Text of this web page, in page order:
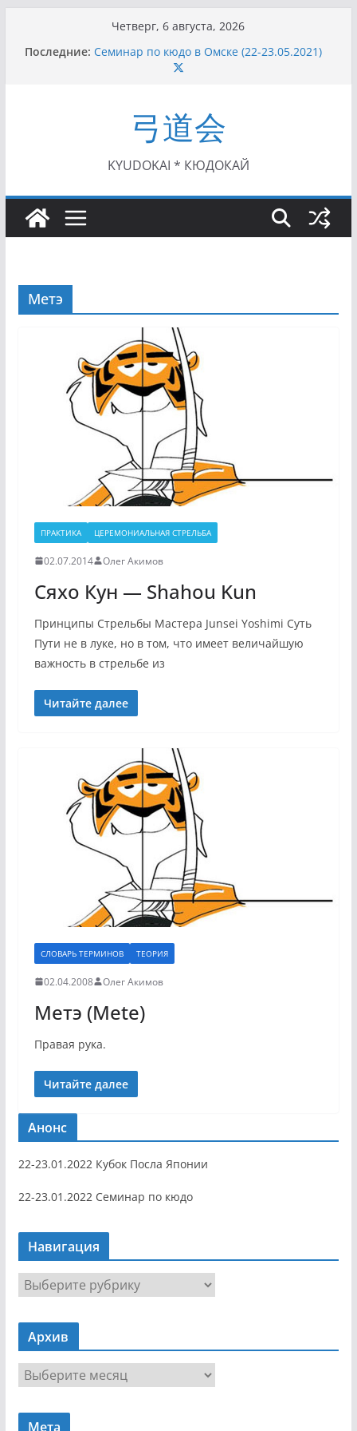
содержимому
Четверг, 6 августа, 2026
Последние: Семинар по кюдо в Омске (22-23.05.2021)
Чемпионат Росcии, Дёмино (2-5.09.2021)
II Кубок Посла Японии в России по Кюдо,
Орёл (25.07.2021)
I этап Кубка Московской области по Кюдо /
Сейдокан II (27.06.2021)
弓道会
KYUDOKAI * КЮДОКАЙ
Метэ
ПРАКТИКА ЦЕРЕМОНИАЛЬНАЯ СТРЕЛЬБА
02.07.2014 Олег Акимов
Сяхо Кун — Shahou Kun
Принципы Стрельбы Мастера Junsei Yoshimi Суть
Пути не в луке, но в том, что имеет величайшую
важность в стрельбе из
Читайте далее
СЛОВАРЬ ТЕРМИНОВ ТЕОРИЯ
02.04.2008 Олег Акимов
Метэ (Mete)
Правая рука.
Читайте далее
Анонс
22-23.01.2022 Кубок Посла Японии
22-23.01.2022 Семинар по кюдо
Навигация
Н
а
в
г
Архив
р
х
Мета